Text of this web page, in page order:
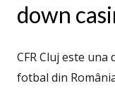
down
CFR Cluj este una
fotbal din